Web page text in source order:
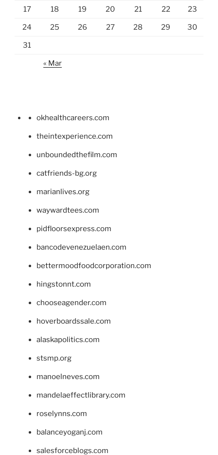
17 18 19 20 21 22 23
24 25 26 27 28 29 30
31
« Mar
okhealthcareers.com
theintexperience.com
unboundedthefilm.com
catfriends-bg.org
marianlives.org
waywardtees.com
pidfloorsexpress.com
bancodevenezuelaen.com
bettermoodfoodcorporation.com
hingstonnt.com
chooseagender.com
hoverboardssale.com
alaskapolitics.com
stsmp.org
manoelneves.com
mandelaeffectlibrary.com
roselynns.com
balanceyoganj.com
salesforceblogs.com